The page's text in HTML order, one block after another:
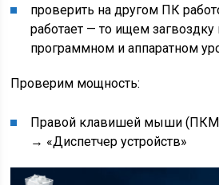
проверить на другом ПК
работает — то ищем
программном и аппаратном
Проверим мощность:
Правой клавишей мыши (ПКМ)
→ «Диспетчер устройств»